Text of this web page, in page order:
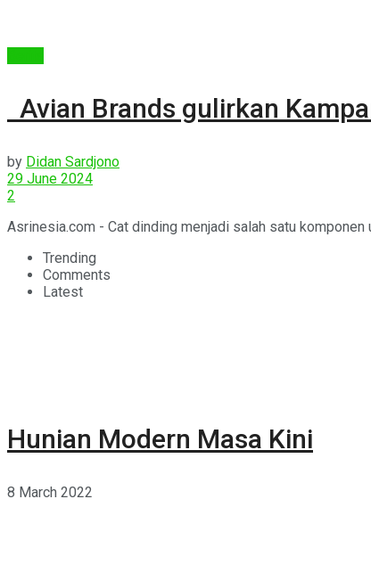
Avian Brands gulirkan
by Didan Sardjono
29 June 2024
2
Asrinesia.com - Cat dinding menjadi salah satu komponen
Trending
Comments
Latest
Hunian Modern Masa Kini
8 March 2022